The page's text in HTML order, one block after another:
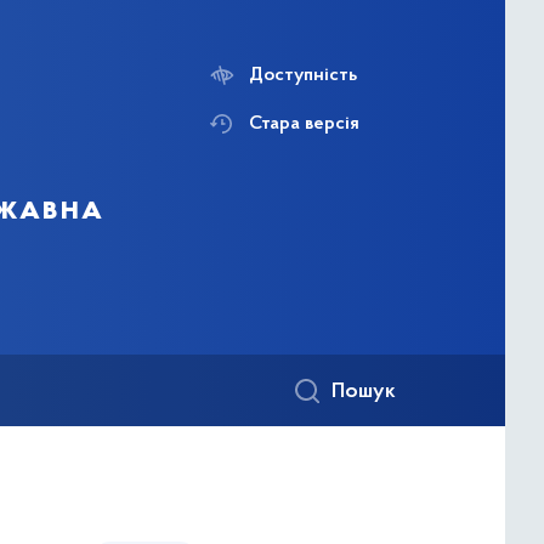
Доступність
Стара версія
Пошук